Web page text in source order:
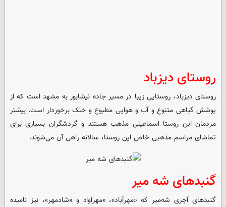
روستای دیزباد
روستای دیزباد، روستایی زیبا در مسیر جاده نیشابور به مشهد است که از
پوشش گیاهی متنوع و آب و هوایی مطبوع و خنک برخوردار است. بیشتر
مردمان این روستا اسماعیلی مذهب هستند و گردشگران بسیاری برای
تماشای مراسم مذهبی خاص این روستا، سالانه راهی آن می‌شوند.
گنبدهای شه میر
گنبدهای آجری شه‌میر که «مهرآباد»، «مهراوا» و «شادمهر»، نیز نامیده